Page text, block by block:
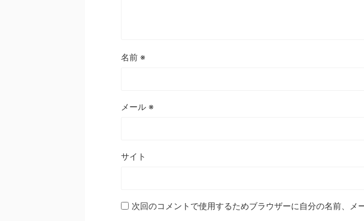
名前 ※
メール ※
サイト
次回のコメントで使用するためブラウザーに自分の名前、メ